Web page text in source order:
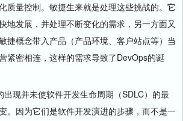
质量控制。敏捷生来就是处理这些挑战的。它
地发展，并处理不断变化的需求，另一方面又
捷概念带入产品（产品环境、客户站点等）当
紧密相连，这样的需求导致了DevOps的诞
现并未使软件开发生命周期（SDLC）的最
。因为它们是软件开发演进的步骤，而不是一